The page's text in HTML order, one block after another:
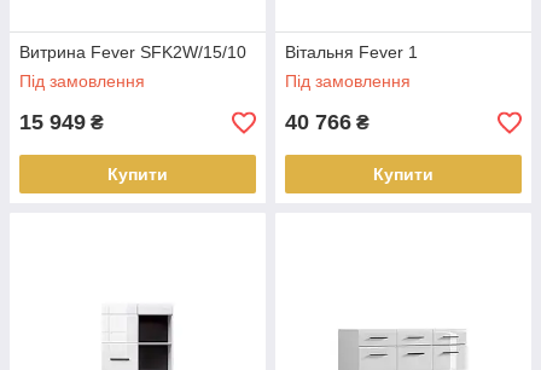
Витрина Fever SFK2W/15/10
Під замовлення
15 949 ₴
Купити
Вітальня Fever 1
Під замовлення
40 766 ₴
Купити